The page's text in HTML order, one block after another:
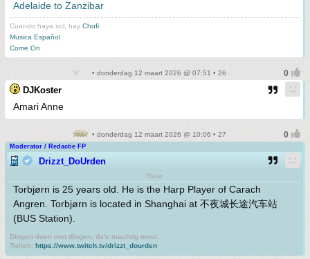
Adelaide to Zanzibar
Cuando haya sol, hay Chufi
Musica Español
Come On
• donderdag 12 maart 2026 @ 07:51 • 26
DJKoster
Amari Anne
• donderdag 12 maart 2026 @ 10:06 • 27
Moderator / Redactie FP
Drizzt_DoUrden
Rawr
Torbjørn is 25 years old. He is the Harp Player of Carach
Angren. Torbjørn is located in Shanghai at 不夜城长途汽车站
(BUS Station).
Dingen doen met dingen, da's machtig mooi
Twitch: https://www.twitch.tv/drizzt_dourden